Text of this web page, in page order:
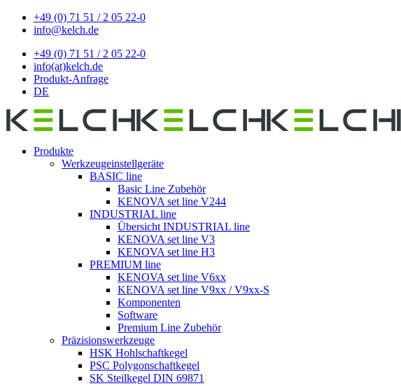
+49 (0) 71 51 / 2 05 22-0
info@kelch.de
+49 (0) 71 51 / 2 05 22-0
info(at)kelch.de
Produkt-Anfrage
DE
Produkte
Werkzeugeinstellgeräte
BASIC line
Basic Line Zubehör
KENOVA set line V244
INDUSTRIAL line
Übersicht INDUSTRIAL line
KENOVA set line V3
KENOVA set line H3
PREMIUM line
KENOVA set line V6xx
KENOVA set line V9xx / V9xx-S
Komponenten
Software
Premium Line Zubehör
Präzisionswerkzeuge
HSK Hohlschaftkegel
PSC Polygonschaftkegel
SK Steilkegel DIN 69871